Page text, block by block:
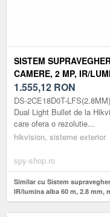
SISTEM
CAMERE, 2 MP, IR/
1.555,12 RON
DS-2CE18D0T-
Dual Light Bullet de la
care ofera o rezolutie...
hikvision, sisteme exterior
spy-shop.ro
Similar cu Sistem
IR/lumina alba 60 m, 2.8 mm,